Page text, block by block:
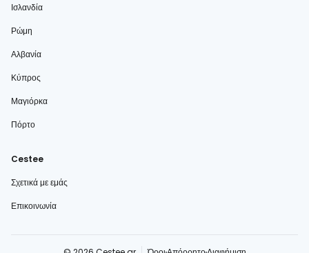
Ισλανδία
Ρώμη
Αλβανία
Κύπρος
Μαγιόρκα
Πόρτο
Cestee
Σχετικά με εμάς
Επικοινωνία